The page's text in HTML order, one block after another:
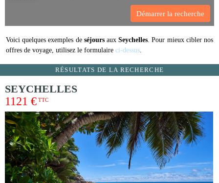
Voici quelques exemples de séjoursauxSeychelles. Pour mieux cibler nos
offres de voyage, utilisez le formulaire ci-dessus.
RÉSULTATS DE LA RECHERCHE
SEYCHELLES
1121 € TTC